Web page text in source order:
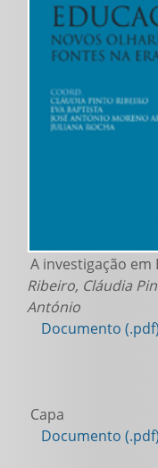
A investigação
Ribeiro, Cláudia
António
Documento (.pdf)
Capa
Documento (.pdf)